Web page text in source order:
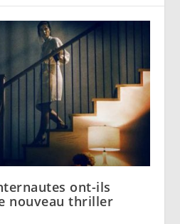
ont-ils
nouveau thriller